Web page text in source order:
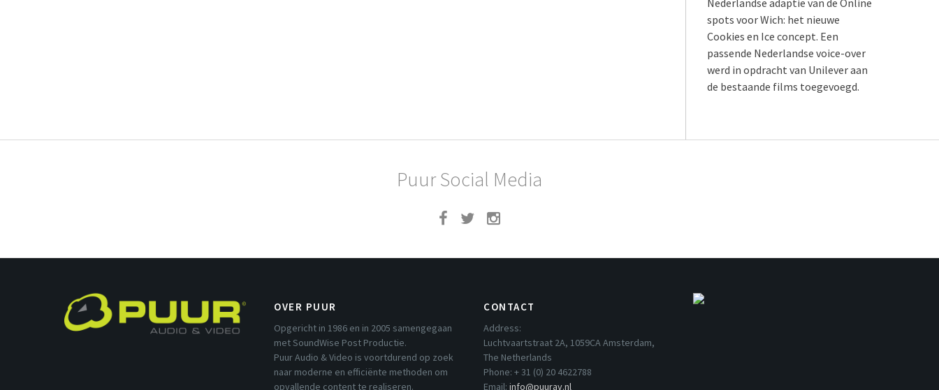
Nederlandse adaptie van de Online
spots voor Wich: het nieuwe
Cookies en Ice concept. Een
passende Nederlandse voice-over
werd in opdracht van Unilever aan
de bestaande films toegevoegd.
Puur Social Media
OVER PUUR
Opgericht in 1986 en in 2005 samengegaan
met SoundWise Post Productie.
Puur Audio & Video is voortdurend op zoek
naar moderne en efficiënte methoden om
opvallende content te realiseren.
CONTACT
Address:
Luchtvaartstraat 2A, 1059CA Amsterdam,
The Netherlands
Phone: + 31 (0) 20 4622788
Email: info@puurav.nl